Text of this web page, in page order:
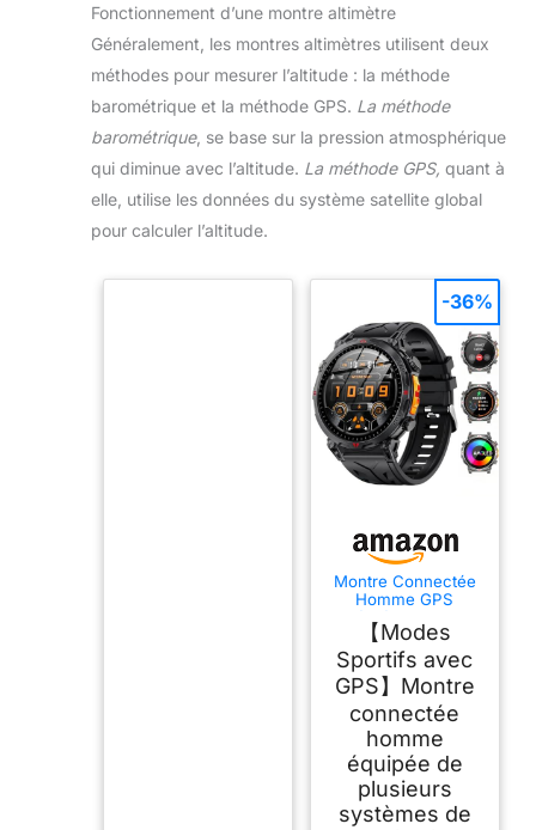
Fonctionnement d’une montre altimètre
Généralement, les montres altimètres utilisent deux
méthodes pour mesurer l’altitude : la méthode
barométrique et la méthode GPS. La méthode
barométrique, se base sur la pression atmosphérique
qui diminue avec l’altitude. La méthode GPS, quant à
elle, utilise les données du système satellite global
pour calculer l’altitude.
Montre Connectée
Homme GPS
Altimètre,
Baromètre, 1.6"
AMOLED Montre
Connectée avec
Appels Bluetooth,
Suivi Santé, 100+
Sportifs, Podomètre,
Montre Sport
Homme Android iOS
【Modes
Sportifs avec
GPS】Montre
connectée
homme
équipée de
plusieurs
systèmes de
-36%